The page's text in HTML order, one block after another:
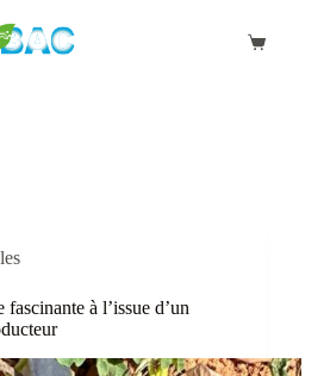
Panier
à l’issue d’un